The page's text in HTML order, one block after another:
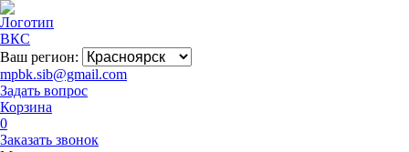
Ваш регион:
mpbk.sib@gmail.com
Задать вопрос
Корзина
0
Заказать звонок